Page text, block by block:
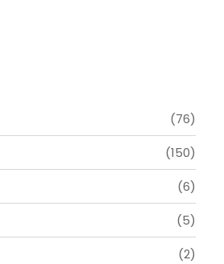
(76)
(150)
(6)
(5)
(2)